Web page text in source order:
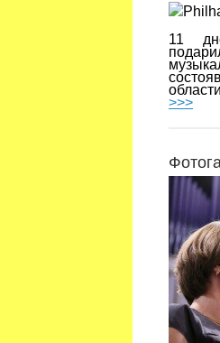
11
>>>